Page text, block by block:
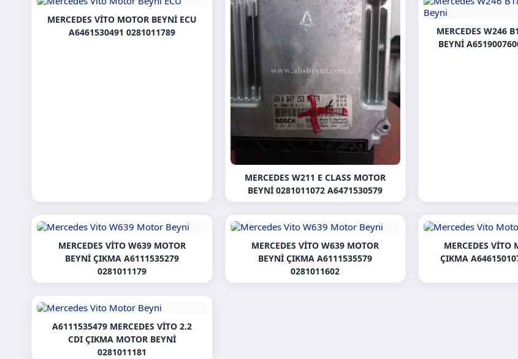
MERCEDES VITO MOTOR BEYNI ECU
A6461530491 0281011789
MERCEDES W211 E CLASS MOTOR
BEYNI 0281011072 A6471530579
MERCEDES W246
BEYNI
MERCEDES VITO W639 MOTOR
BEYNI ÇIKMA A6111535279
0281011179
MERCEDES VITO W639 MOTOR
BEYNI ÇIKMA A6111535579
0281011602
MERCEDES VITO
ÇIKMA
A6111535479 MERCEDES VITO 2.2
CDI ÇIKMA MOTOR BEYNI
0281011181